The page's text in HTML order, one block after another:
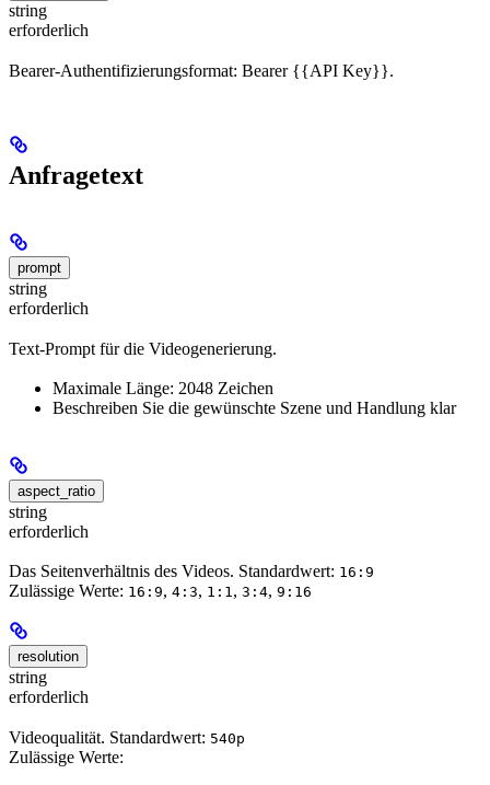
string
erforderlich
Bearer-Authentifizierungsformat: Bearer {{API Key}}.
Anfragetext
prompt
string
erforderlich
Text-Prompt für die Videogenerierung.
Maximale Länge: 2048 Zeichen
Beschreiben Sie die gewünschte Szene und Handlung klar
aspect_ratio
string
erforderlich
Das Seitenverhältnis des Videos. Standardwert: 16:9
Zulässige Werte: 16:9, 4:3, 1:1, 3:4, 9:16
resolution
string
erforderlich
Videoqualität. Standardwert: 540p
Zulässige Werte: